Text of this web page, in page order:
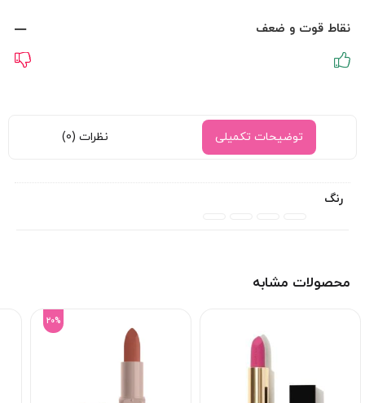
نقاط قوت و ضعف
توضیحات تکمیلی نظرات (0)
رنگ
محصولات مشابه
20%